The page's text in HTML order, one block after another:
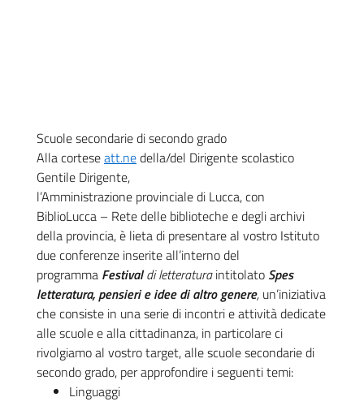
Scuole secondarie di secondo grado
Alla corteseatt.nedella/del Dirigente scolastico
Gentile Dirigente,
l’Amministrazione provinciale di Lucca, con
BiblioLucca – Rete delle biblioteche e degli archivi
della provincia, è lieta di presentare al vostro Istituto
due conferenze inserite all’interno del
programma Festivaldi letteraturaintitolato Spes
letteratura, pensieri e idee di altro genere, un’iniziativa
che consiste in una serie di incontri e attività dedicate
alle scuole e alla cittadinanza, in particolare ci
rivolgiamo al vostro target, alle scuole secondarie di
secondo grado, per approfondire i seguenti temi:
Linguaggi